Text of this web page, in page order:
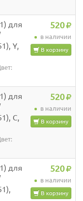
для
Y,
520
в наличии
В корзину
для
C,
520
в наличии
В корзину
для
520
в наличии
В корзину